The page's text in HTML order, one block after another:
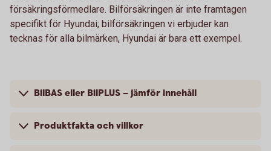
försäkringsförmedlare. Bilförsäkringen är inte framtagen
specifikt för Hyundai; bilförsäkringen vi erbjuder kan
tecknas för alla bilmärken, Hyundai är bara ett exempel.
BilBAS eller BilPLUS – jämför innehåll
Produktfakta och villkor